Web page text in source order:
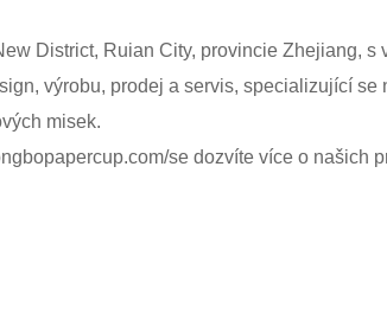
District, Ruian City, provincie Zhejiang,
výrobu, prodej a servis, specializující
misek.
se dozvíte více o našich